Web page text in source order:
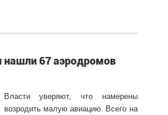
нашли 67 аэродромов
Власти уверяют, что намерены
возродить малую авиацию. Всего на